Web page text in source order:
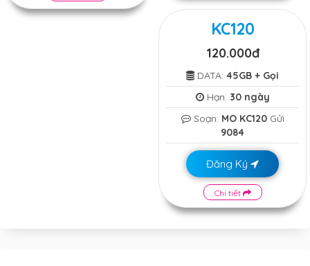
KC120
120.000đ
DATA: 45GB + Gọi
Hạn: 30 ngày
Soạn: MO KC120Gửi
9084
Đăng Ký
Chi tiết